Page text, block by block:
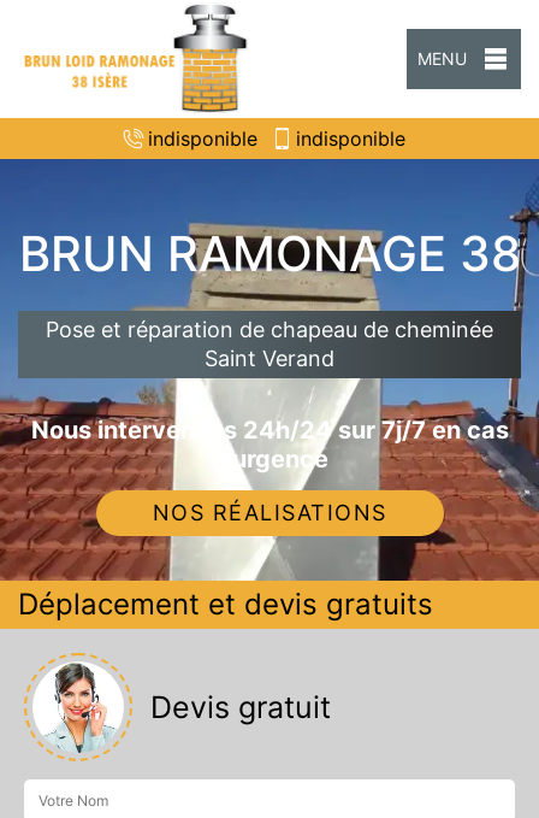
MENU
indisponible indisponible
BRUN RAMONAGE 38
Pose et réparation de chapeau de cheminée
Saint Verand
Nous intervenons 24h/24 sur 7j/7 en cas
d'urgence
NOS RÉALISATIONS
Déplacement et devis gratuits
Devis gratuit